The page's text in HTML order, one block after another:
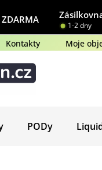
1-2 dny
Kontakty Moje
PODy